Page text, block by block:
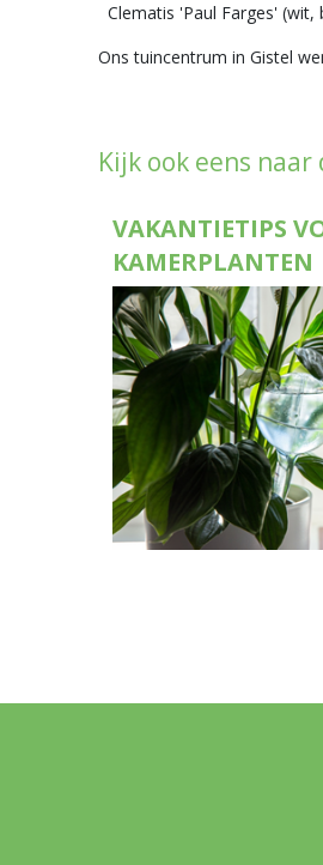
Clematis 'Paul Farges'
Ons tuincentrum in Gistel
Kijk ook eens
VAKANTIETIPS
KAMERPLANTEN